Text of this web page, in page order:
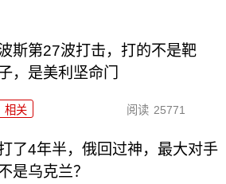
斯第27波打击，打的不是靶
，是美利坚命门
相关 阅读 25771
了4年半，俄回过神，最大对手
是乌克兰？